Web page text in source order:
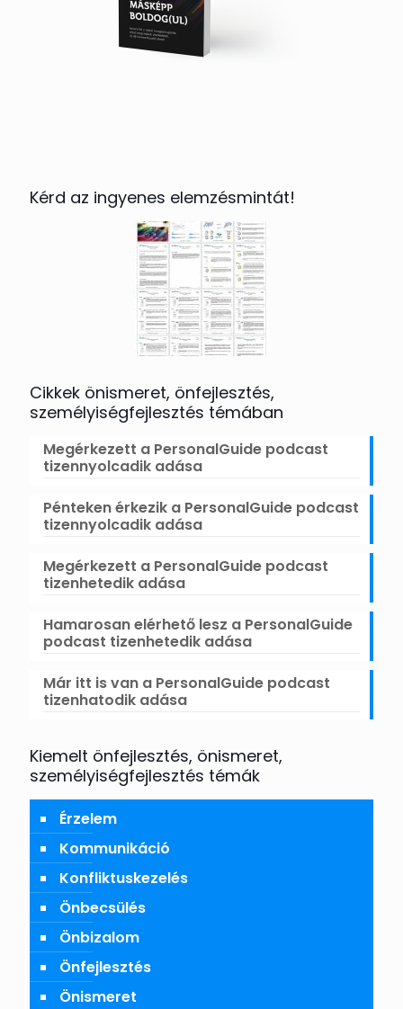
Kérd az ingyenes elemzésmintát!
Cikkek önismeret, önfejlesztés,
személyiségfejlesztés témában
Megérkezett a PersonalGuide podcast
tizennyolcadik adása
Pénteken érkezik a PersonalGuide podcast
tizennyolcadik adása
Megérkezett a PersonalGuide podcast
tizenhetedik adása
Hamarosan elérhető lesz a PersonalGuide
podcast tizenhetedik adása
Már itt is van a PersonalGuide podcast
tizenhatodik adása
Kiemelt önfejlesztés, önismeret,
személyiségfejlesztés témák
Érzelem
Kommunikáció
Konfliktuskezelés
Önbecsülés
Önbizalom
Önfejlesztés
Önismeret